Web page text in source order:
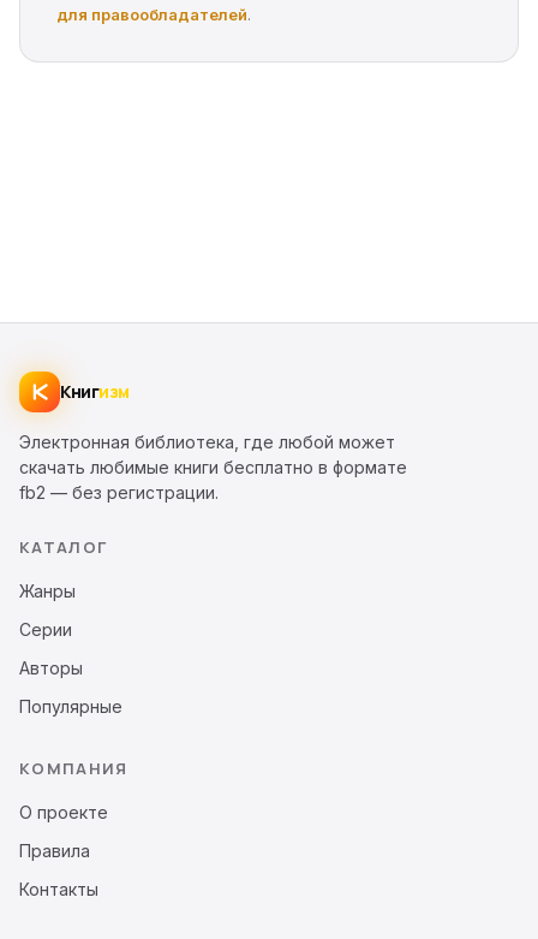
для правообладателей.
Книгизм
Электронная библиотека, где любой может
скачать любимые книги бесплатно в формате
fb2 — без регистрации.
КАТАЛОГ
Жанры
Серии
Авторы
Популярные
КОМПАНИЯ
О проекте
Правила
Контакты